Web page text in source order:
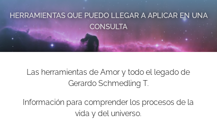
HERRAMIENTAS QUE PUEDO LLEGAR A APLICAR EN UNA
CONSULTA
Las herramientas de Amor y todo el legado de
Gerardo Schmedling T.
Información para comprender los procesos de la
vida y del universo.